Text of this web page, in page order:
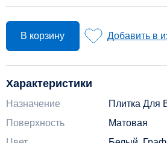
В корзину Добавить в
Характеристики
Назначение
Плитка Для
Поверхность
Матовая